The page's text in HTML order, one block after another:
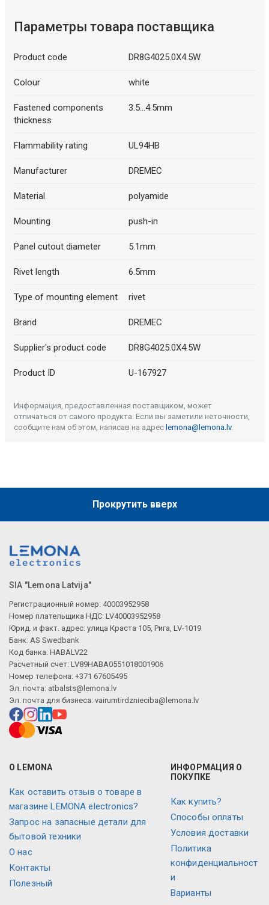
Параметры товара поставщика
Product code DR8G4025.0X4.5W
Colour white
Fastened components
thickness
3.5...4.5mm
Flammability rating UL94HB
Manufacturer DREMEC
Material polyamide
Mounting push-in
Panel cutout diameter 5.1mm
Rivet length 6.5mm
Type of mounting element rivet
Brand DREMEC
Supplier's product code DR8G4025.0X4.5W
Product ID U-167927
Информация, предоставленная поставщиком, может
отличаться от самого продукта. Если вы заметили неточности,
сообщите нам об этом, написав на адрес lemona@lemona.lv.
Прокрутить вверх
SIA "Lemona Latvija"
Регистрационный номер: 40003952958
Номер плательщика НДС: LV40003952958
Юрид. и факт. адрес: улица Краста 105, Рига, LV-1019
Банк: AS Swedbank
Код банка: HABALV22
Расчетный счет: LV89HABA0551018001906
Номер телефона: +371 67605495
Эл. почта: atbalsts@lemona.lv
Эл. почта для бизнеса: vairumtirdznieciba@lemona.lv
О LEMONA
Как оставить отзыв о товаре в
магазине LEMONA electronics?
Запрос на запасные детали для
бытовой техники
О нас
Контакты
Полезный
ИНФОРМАЦИЯ О
ПОКУПКЕ
Как купить?
Способы оплаты
Условия доставки
Политика
конфиденциальност
и
Варианты